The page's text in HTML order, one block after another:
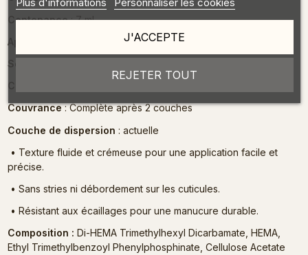
Contenance: 7 ml
Application
Soluble dans le dissolvant ?
Couvrance: Complète après 2 couches
Couche de dispersion : actuelle
• Texture fluide et crémeuse pour une application facile et
précise.
• Sans stries ni débordement sur les cuticules.
• Résistant aux écaillages pour une manucure durable.
Composition : Di-HEMA Trimethylhexyl Dicarbamate, HEMA,
Ethyl Trimethylbenzoyl Phenylphosphinate, Cellulose Acetate
REJETER TOUT
J'ACCEPTE